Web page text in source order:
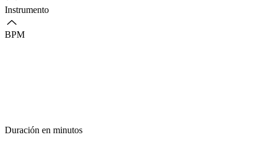
Instrumento
BPM
Duración en minutos